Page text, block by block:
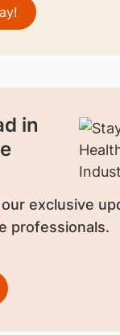
in
exclusive
professionals.